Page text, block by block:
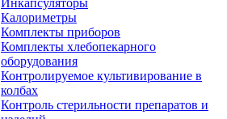
Инкапсуляторы
Калориметры
Комплекты приборов
Комплекты хлебопекарного
оборудования
Контролируемое культивирование в
колбах
Контроль стерильности препаратов и